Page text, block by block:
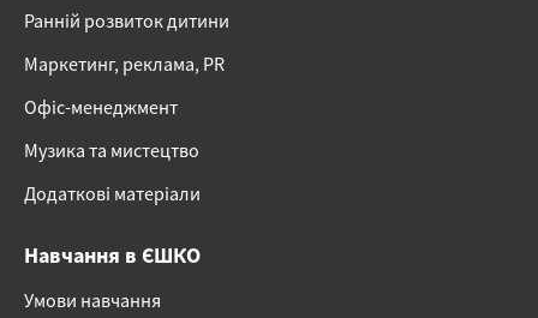
Ранній розвиток дитини
Маркетинг, реклама, PR
Офіс-менеджмент
Музика та мистецтво
Додаткові матеріали
Навчання в ЄШКО
Умови навчання